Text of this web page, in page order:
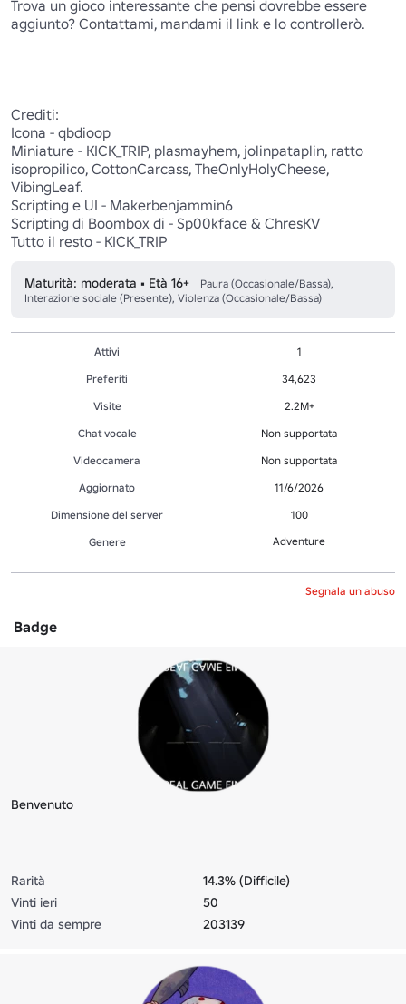
Trova un gioco interessante che pensi dovrebbe essere
aggiunto? Contattami, mandami il link e lo controllerò.
Crediti:
Icona - qbdioop
Miniature - KICK_TRIP, plasmayhem, jolinpataplin, ratto
isopropilico, CottonCarcass, TheOnlyHolyCheese,
VibingLeaf.
Scripting e UI - Makerbenjammin6
Scripting di Boombox di - Sp00kface & ChresKV
Tutto il resto - KICK_TRIP
Maturità: moderata • Età 16+
Paura (Occasionale/Bassa),
Interazione sociale (Presente), Violenza (Occasionale/Bassa)
Attivi
1
Preferiti
34,623
Visite
2.2M+
Chat vocale
Non supportata
Videocamera
Non supportata
Aggiornato
11/6/2026
Dimensione del server
100
Genere
Adventure
Segnala un abuso
Badge
Benvenuto
Rarità
14.3% (Difficile)
Vinti ieri
50
Vinti da sempre
203139